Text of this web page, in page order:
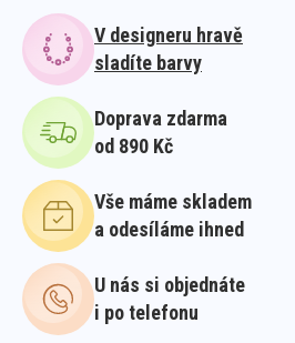
V designeru hravě
sladíte barvy
Doprava zdarma
od 890 Kč
Vše máme skladem
a odesíláme ihned
U nás si objednáte
i po telefonu